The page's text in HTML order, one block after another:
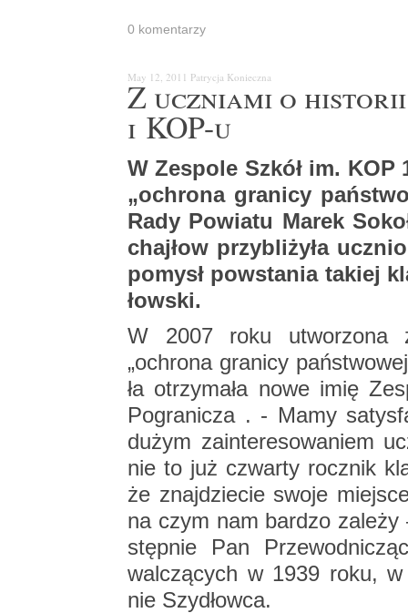
0 ko­men­ta­rzy
May 12, 2011 Pa­try­cja Ko­niecz­na
Z ucznia­mi o
i KOP-u
W Ze­spo­le Szkół im.
„ochro­na gra­ni­cy
Rady Po­wia­tu Marek
chaj­łow przy­bli­ży­ła
po­mysł po­wsta­nia ta­kiej
łow­ski.
W 2007 roku utwo­rzo­na
„ochro­na gra­ni­cy
ła otrzy­ma­ła nowe imię
Po­gra­ni­cza . - Mamy
dużym za­in­te­re­so­wa­niem
nie to już czwar­ty rocz­nik
że znaj­dzie­cie swoje
na czym nam bar­dzo
stęp­nie Pan
wal­czą­cych w 1939 roku,
nie Szy­dłow­ca.